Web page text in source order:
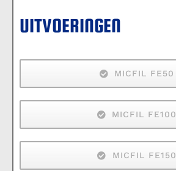
UITVOERINGEN
MICFIL FE50
MICFIL FE100
MICFIL FE150